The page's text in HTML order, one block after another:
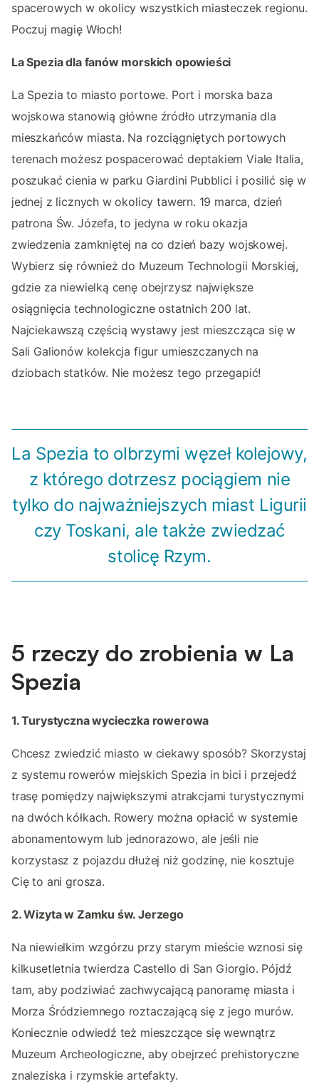
spacerowych w okolicy wszystkich miasteczek regionu.
Poczuj magię Włoch!
La Spezia dla fanów morskich opowieści
La Spezia to miasto portowe. Port i morska baza
wojskowa stanowią główne źródło utrzymania dla
mieszkańców miasta. Na rozciągniętych portowych
terenach możesz pospacerować deptakiem Viale Italia,
poszukać cienia w parku Giardini Pubblici i posilić się w
jednej z licznych w okolicy tawern. 19 marca, dzień
patrona Św. Józefa, to jedyna w roku okazja
zwiedzenia zamkniętej na co dzień bazy wojskowej.
Wybierz się również do Muzeum Technologii Morskiej,
gdzie za niewielką cenę obejrzysz największe
osiągnięcia technologiczne ostatnich 200 lat.
Najciekawszą częścią wystawy jest mieszcząca się w
Sali Galionów kolekcja figur umieszczanych na
dziobach statków. Nie możesz tego przegapić!
La Spezia to olbrzymi węzeł kolejowy,
z którego dotrzesz pociągiem nie
tylko do najważniejszych miast Ligurii
czy Toskani, ale także zwiedzać
stolicę Rzym.
5 rzeczy do zrobienia w La
Spezia
1. Turystyczna wycieczka rowerowa
Chcesz zwiedzić miasto w ciekawy sposób? Skorzystaj
z systemu rowerów miejskich Spezia in bici i przejedź
trasę pomiędzy największymi atrakcjami turystycznymi
na dwóch kółkach. Rowery można opłacić w systemie
abonamentowym lub jednorazowo, ale jeśli nie
korzystasz z pojazdu dłużej niż godzinę, nie kosztuje
Cię to ani grosza.
2. Wizyta w Zamku św. Jerzego
Na niewielkim wzgórzu przy starym mieście wznosi się
kilkusetletnia twierdza Castello di San Giorgio. Pójdź
tam, aby podziwiać zachwycającą panoramę miasta i
Morza Śródziemnego roztaczającą się z jego murów.
Koniecznie odwiedź też mieszczące się wewnątrz
Muzeum Archeologiczne, aby obejrzeć prehistoryczne
znaleziska i rzymskie artefakty.